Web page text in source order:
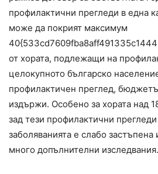
профилактични прегледи в една
може да покрият максимум
от хората, подлежащи на
целокупното българско
профилактичен преглед,
издържи. Особено за хората над
зад тези профилактични
заболяванията е слабо
много допълнителни изследвания.